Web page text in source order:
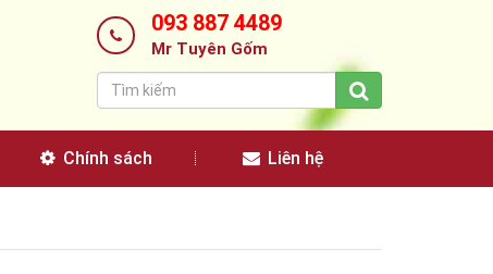
093 887 4489
Mr Tuyên Gốm
Chính sách Liên hệ